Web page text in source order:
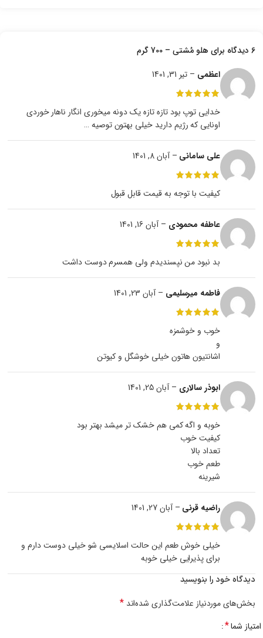
6 دیدگاه برای
هلو مُشتی – 700 گرم
اعظمی – تیر 31, 1401
خدایی توپ بود تازه تازه یک دونه میخوری انگار ناهار خوردی
اونایی که رژیم دارید خیلی بهتون توصیه …
علی سامانی – آبان 8, 1401
کیفیت با توجه به قیمت قابل قبول
عاطفه محمودی – آبان 16, 1401
بد نبود من نپسندیدم ولی همسرم دوست داشت
فاطمه میرسلیمی – آبان 23, 1401
خوب و خوشمزه
و
اشانتیون هاتون خیلی خوشگل و کیوتن
ابوذر سالاری – آبان 25, 1401
خوبه و اگه کمی هم خشک تر میشد بهتر بود
کیفیت خوب
تعداد بالا
طعم خوب
شیرینه
راضیه قرنی – آبان 27, 1401
خیلی خوش طعم این حالت اسلایسی شو خیلی دوست دارم و
برای پذیرایی خیلی خوبه
دیدگاه خود را بنویسید
بخش‌های موردنیاز علامت‌گذاری شده‌اند*
امتیاز شما*